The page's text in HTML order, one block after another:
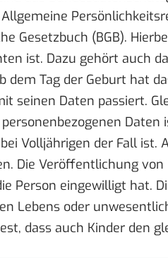
Gesetzbuch (BGB).
ist. Dazu gehört auch
dem Tag der Geburt hat
seinen Daten passiert.
Volljährigen der Fall ist.
Die Veröffentlichung
Person eingewilligt hat.
Lebens oder
dass auch Kinder den